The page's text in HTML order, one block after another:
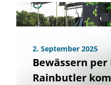
2. September 2025
Bewässern
Rainbutler